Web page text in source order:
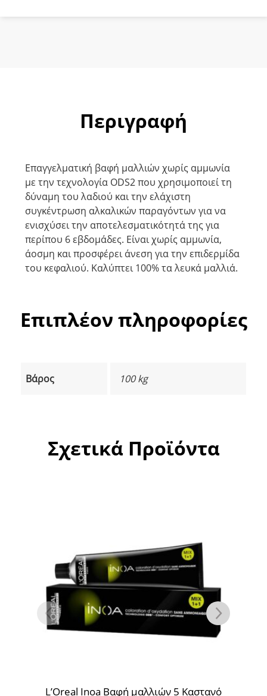
Περιγραφή
Επαγγελματική βαφή μαλλιών χωρίς αμμωνία
με την τεχνολογία ODS2 που χρησιμοποιεί τη
δύναμη του λαδιού και την ελάχιστη
συγκέντρωση αλκαλικών παραγόντων για να
ενισχύσει την αποτελεσματικότητά της για
περίπου 6 εβδομάδες. Είναι χωρίς αμμωνία,
άοσμη και προσφέρει άνεση για την επιδερμίδα
του κεφαλιού. Καλύπτει 100% τα λευκά μαλλιά.
Επιπλέον πληροφορίες
Βάρος 100 kg
Σχετικά Προϊόντα
L’Oreal Inoa Βαφή μαλλιών 5 Καστανό